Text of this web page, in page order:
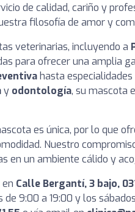
de calidad, cariño y
filosofía de amor y
veterinarias, incluyendo a
para ofrecer una amplia
hasta
y odontología, su mascota
es única, por lo que
Nuestro
en un ambiente cálido y
Calle Bergantí, 3 bajo,
9:00 a 19:00 y los